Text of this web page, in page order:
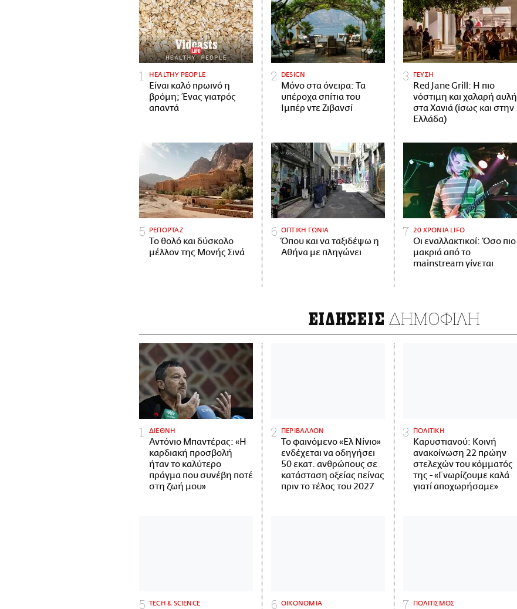
HEALTHY PEOPLE
Είναι καλό πρωινό η
βρόμη; Ένας γιατρός
απαντά
DESIGN
Μόνο στα όνειρα: Τα
υπέροχα σπίτια του
Ιμπέρ ντε Ζιβανσί
ΓΕΥΣΗ
Red Jane Grill: Η πιο
νόστιμη και χαλαρή αυλή
στα Χανιά (ίσως και στην
Ελλάδα)
ΡΕΠΟΡΤΑΖ
Το θολό και δύσκολο
μέλλον της Μονής Σινά
ΟΠΤΙΚΗ ΓΩΝΙΑ
Όπου και να ταξιδέψω η
Αθήνα με πληγώνει
20 ΧΡΟΝΙΑ LIFO
Οι εναλλακτικοί: Όσο πιο
μακριά από το
mainstream γίνεται
ΕΙΔΗΣΕΙΣ ΔΗΜΟΦΙΛΗ
ΔΙΕΘΝΗ
Αντόνιο Μπαντέρας: «Η
καρδιακή προσβολή
ήταν το καλύτερο
πράγμα που συνέβη ποτέ
στη ζωή μου»
ΠΕΡΙΒΑΛΛΟΝ
Το φαινόμενο «Ελ Νίνιο»
ενδέχεται να οδηγήσει
50 εκατ. ανθρώπους σε
κατάσταση οξείας πείνας
πριν το τέλος του 2027
ΠΟΛΙΤΙΚΗ
Καρυστιανού: Κοινή
ανακοίνωση 22 πρώην
στελεχών του κόμματός
της - «Γνωρίζουμε καλά
γιατί αποχωρήσαμε»
ΤECH & SCIENCE ΟΙΚΟΝΟΜΙΑ ΠΟΛΙΤΙΣΜΟΣ